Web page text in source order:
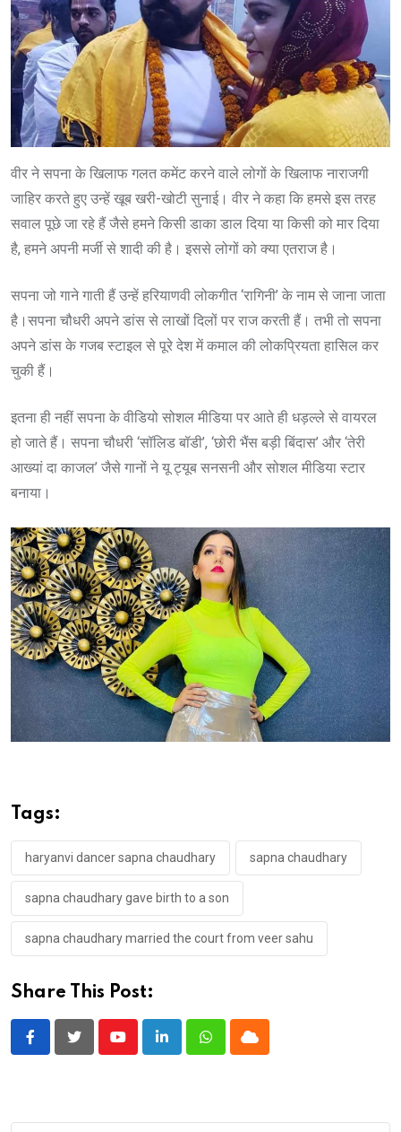
वीर ने सपना के खिलाफ गलत कमेंट करने वाले लोगों के खिलाफ नाराजगी
जाहिर करते हुए उन्हें खूब खरी-खोटी सुनाई। वीर ने कहा कि हमसे इस तरह
सवाल पूछे जा रहे हैं जैसे हमने किसी डाका डाल दिया या किसी को मार दिया
है, हमने अपनी मर्जी से शादी की है। इससे लोगों को क्या एतराज है।
सपना जो गाने गाती हैं उन्हें हरियाणवी लोकगीत ‘रागिनी’ के नाम से जाना जाता
है।सपना चौधरी अपने डांस से लाखों दिलों पर राज करती हैं। तभी तो सपना
अपने डांस के गजब स्टाइल से पूरे देश में कमाल की लोकप्रियता हासिल कर
चुकी हैं।
इतना ही नहीं सपना के वीडियो सोशल मीडिया पर आते ही धड़ल्ले से वायरल
हो जाते हैं। सपना चौधरी ‘सॉलिड बॉडी’, ‘छोरी भैंस बड़ी बिंदास’ और ‘तेरी
आख्यां दा काजल’ जैसे गानों ने यू ट्यूब सनसनी और सोशल मीडिया स्टार
बनाया।
Tags:
haryanvi dancer sapna chaudhary sapna chaudhary
sapna chaudhary gave birth to a son
sapna chaudhary married the court from veer sahu
Share This Post:
YoutubeLinkedInWhatsappCloud